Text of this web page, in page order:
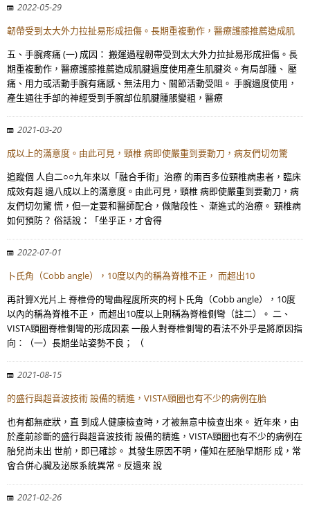
2022-05-29
韌帶受到太大外力拉扯易形成扭傷。長期重複動作，醫療護膝推薦造成肌
五、手腕疼痛 (一) 成因： 搬運過程韌帶受到太大外力拉扯易形成扭傷。長
期重複動作，醫療護膝推薦造成肌腱過度使用產生肌腱炎。有局部腫、 壓
痛、用力或活動手腕有痛感、無法用力、關節活動受阻。 手腕過度使用，
產生通往手部的神經受到手腕部位肌腱腫脹變粗，醫療
2021-03-20
成以上的滿意度。由此可見，頸椎 病即使嚴重到要動刀，病友們切勿驚
追蹤個 人自二○○九年來以「融合手術」治療 的兩百多位頸椎病患者，臨床
成效有超 過八成以上的滿意度。由此可見，頸椎 病即使嚴重到要動刀，病
友們切勿驚 慌，但一定要和醫師配合，做階段性、 漸進式的治療。 頸椎病
如何預防？ 俗話說：「坐乎正，才會得
2022-07-01
卜氏角（Cobb angle），10度以內的稱為脊椎不正， 而超出10
再計算X光片上 脊椎骨的彎曲程度所夾的柯卜氏角（Cobb angle），10度
以內的稱為脊椎不正， 而超出10度以上則稱為脊椎側彎（註二）。 二、
VISTA頸圈脊椎側彎的形成因素 一般人對脊椎側彎的看法不外乎是將原因指
向：（一）長期坐站姿勢不良； （
2021-08-15
的盛行與超音波技術 設備的精進，VISTA頸圈也有不少的病例在胎
也有都無症狀，直 到成人健康檢查時，才被無意中檢查出來。 近年來，由
於產前診斷的盛行與超音波技術 設備的精進，VISTA頸圈也有不少的病例在
胎兒尚未出 世前，即已確診。 其發生原因不明，僅知在胚胎早期形 成，常
會合併心臟及泌尿系統異常。反過來 說
2021-02-26